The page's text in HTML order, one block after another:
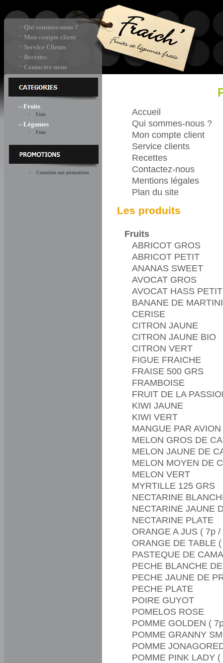
>> Qui sommes-nous ?
>> Mon compte client
>> Service Clients
>> Recettes
>> Contactez-nous
>> Fruits
- Frais
>> Légumes
- Frais
- Consultez nos promotions
Accueil
Qui sommes-nous ?
Mon compte client
Service clients
Recettes
Contactez-nous
Mentions légales
Plan du site
Les produits
Fruits
ABRICOT GROS
ABRICOT PETIT
ANANAS SWEET
AVOCAT GROS
AVOCAT HASS PETIT
BANANE DE
CERISE
CITRON JAUNE
CITRON JAUNE BIO
CITRON VERT
FIGUE FRAICHE
FRAISE 500 GRS
FRAMBOISE
FRUIT DE LA
KIWI JAUNE
KIWI VERT
MANGUE PAR AVION
MELON GROS DE
MELON JAUNE DE
MELON MOYEN DE
MELON VERT
MYRTILLE 125 GRS
NECTARINE
NECTARINE JAUNE
NECTARINE PLATE
ORANGE A JUS ( 7p /
ORANGE DE TABLE
PASTEQUE DE
PECHE BLANCHE
PECHE JAUNE DE
PECHE PLATE
POIRE GUYOT
POMELOS ROSE
POMME GOLDEN (
POMME GRANNY
POMME
POMME PINK LADY